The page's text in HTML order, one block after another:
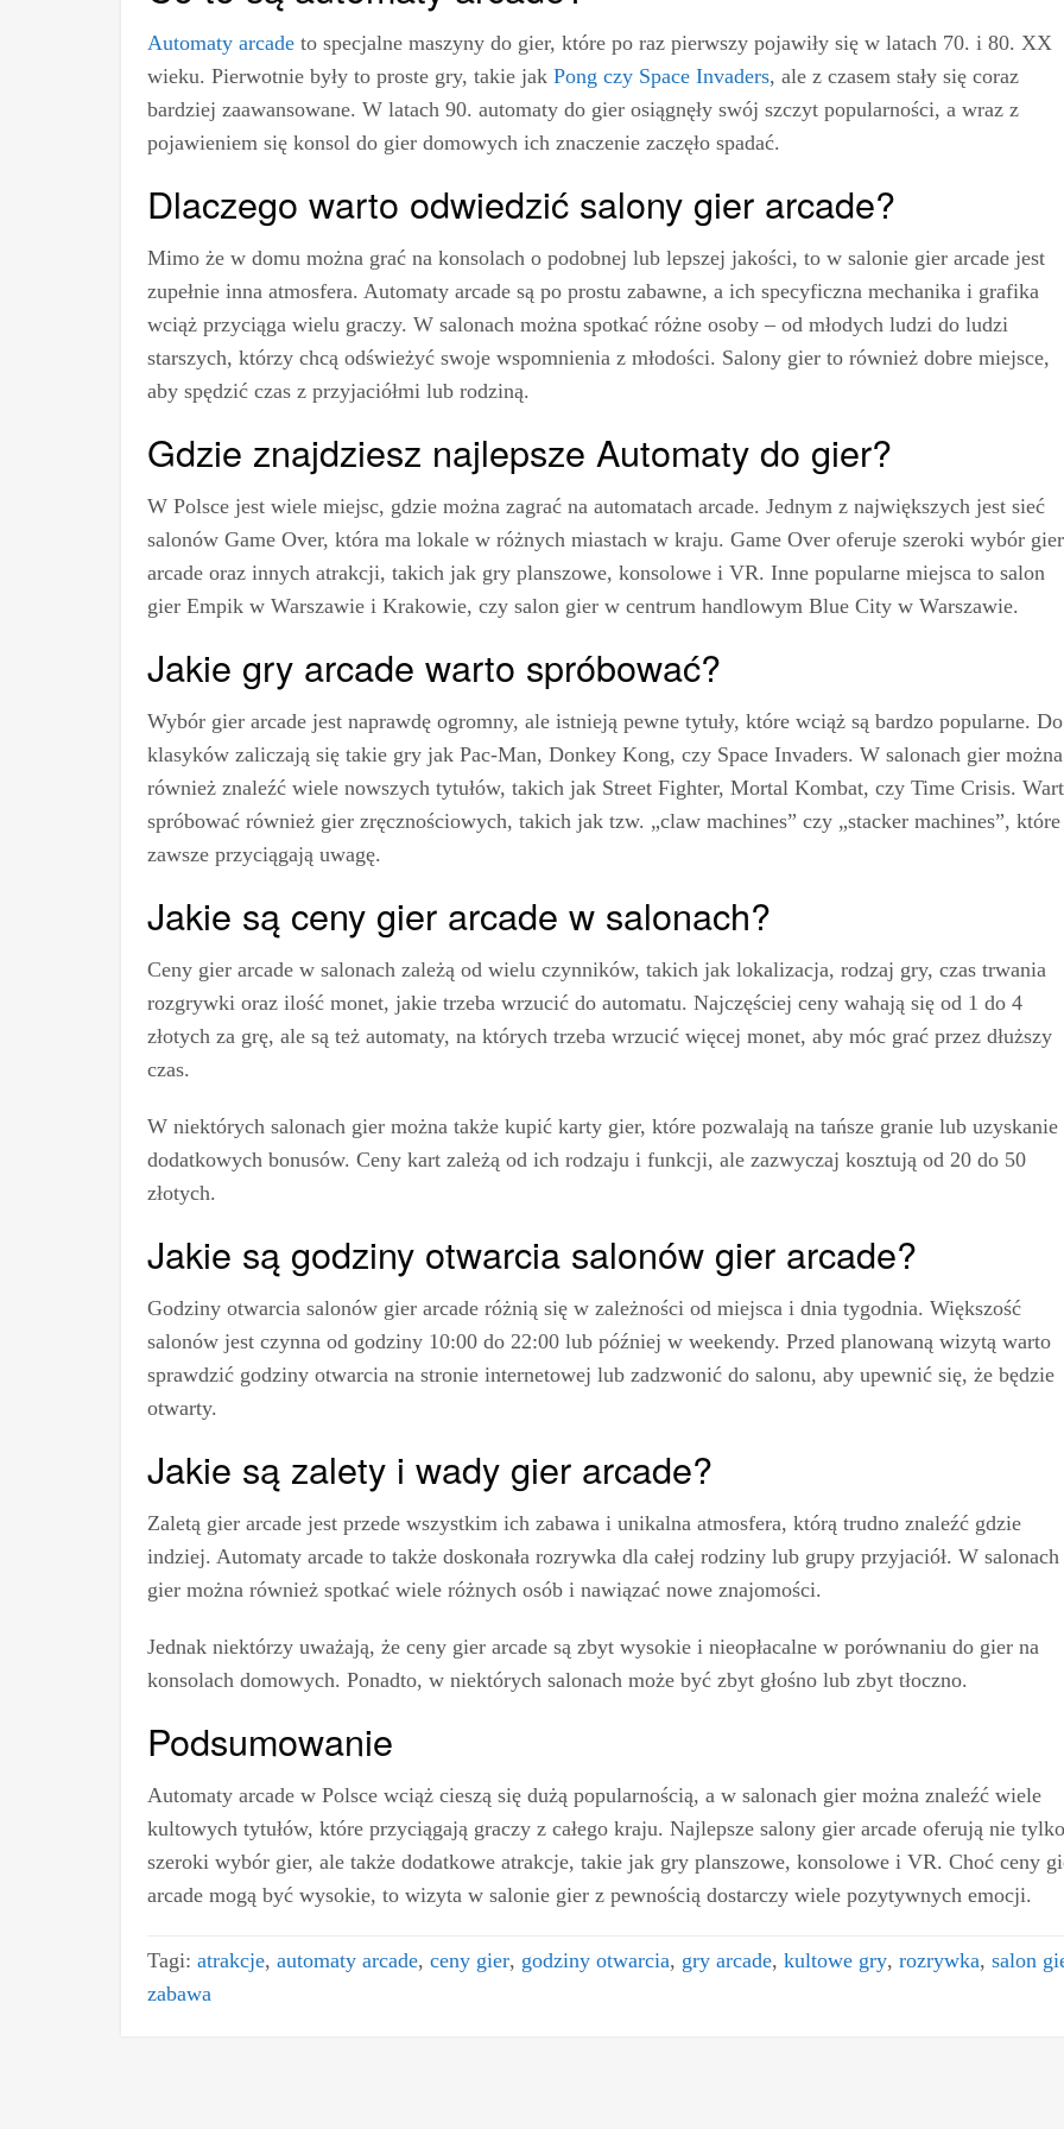
Automaty arcade to specjalne maszyny do gier, które po raz pierwszy pojawiły się w latach 70. i 80. XX
wieku. Pierwotnie były to proste gry, takie jak Pong czy Space Invaders, ale z czasem stały się coraz
bardziej zaawansowane. W latach 90. automaty do gier osiągnęły swój szczyt popularności, a wraz z
pojawieniem się konsol do gier domowych ich znaczenie zaczęło spadać.
Dlaczego warto odwiedzić salony gier arcade?
Mimo że w domu można grać na konsolach o podobnej lub lepszej jakości, to w salonie gier arcade jest
zupełnie inna atmosfera. Automaty arcade są po prostu zabawne, a ich specyficzna mechanika i grafika
wciąż przyciąga wielu graczy. W salonach można spotkać różne osoby – od młodych ludzi do ludzi
starszych, którzy chcą odświeżyć swoje wspomnienia z młodości. Salony gier to również dobre miejsce,
aby spędzić czas z przyjaciółmi lub rodziną.
Gdzie znajdziesz najlepsze Automaty do gier?
W Polsce jest wiele miejsc, gdzie można zagrać na automatach arcade. Jednym z największych jest sieć
salonów Game Over, która ma lokale w różnych miastach w kraju. Game Over oferuje szeroki wybór gier
arcade oraz innych atrakcji, takich jak gry planszowe, konsolowe i VR. Inne popularne miejsca to salon
gier Empik w Warszawie i Krakowie, czy salon gier w centrum handlowym Blue City w Warszawie.
Jakie gry arcade warto spróbować?
Wybór gier arcade jest naprawdę ogromny, ale istnieją pewne tytuły, które wciąż są bardzo popularne. Do
klasyków zaliczają się takie gry jak Pac-Man, Donkey Kong, czy Space Invaders. W salonach gier można
również znaleźć wiele nowszych tytułów, takich jak Street Fighter, Mortal Kombat, czy Time Crisis.
spróbować również gier zręcznościowych, takich jak tzw. „claw machines” czy „stacker machines”, które
zawsze przyciągają uwagę.
Jakie są ceny gier arcade w salonach?
Ceny gier arcade w salonach zależą od wielu czynników, takich jak lokalizacja, rodzaj gry, czas trwania
rozgrywki oraz ilość monet, jakie trzeba wrzucić do automatu. Najczęściej ceny wahają się od 1 do 4
złotych za grę, ale są też automaty, na których trzeba wrzucić więcej monet, aby móc grać przez dłuższy
czas.
W niektórych salonach gier można także kupić karty gier, które pozwalają na tańsze granie lub uzyskanie
dodatkowych bonusów. Ceny kart zależą od ich rodzaju i funkcji, ale zazwyczaj kosztują od 20 do 50
złotych.
Jakie są godziny otwarcia salonów gier arcade?
Godziny otwarcia salonów gier arcade różnią się w zależności od miejsca i dnia tygodnia. Większość
salonów jest czynna od godziny 10:00 do 22:00 lub później w weekendy. Przed planowaną wizytą warto
sprawdzić godziny otwarcia na stronie internetowej lub zadzwonić do salonu, aby upewnić się, że będzie
otwarty.
Jakie są zalety i wady gier arcade?
Zaletą gier arcade jest przede wszystkim ich zabawa i unikalna atmosfera, którą trudno znaleźć gdzie
indziej. Automaty arcade to także doskonała rozrywka dla całej rodziny lub grupy przyjaciół. W salonach
gier można również spotkać wiele różnych osób i nawiązać nowe znajomości.
Jednak niektórzy uważają, że ceny gier arcade są zbyt wysokie i nieopłacalne w porównaniu do gier na
konsolach domowych. Ponadto, w niektórych salonach może być zbyt głośno lub zbyt tłoczno.
Podsumowanie
Automaty arcade w Polsce wciąż cieszą się dużą popularnością, a w salonach gier można znaleźć wiele
kultowych tytułów, które przyciągają graczy z całego kraju. Najlepsze salony gier arcade oferują nie tylko
szeroki wybór gier, ale także dodatkowe atrakcje, takie jak gry planszowe, konsolowe i VR. Choć ceny
arcade mogą być wysokie, to wizyta w salonie gier z pewnością dostarczy wiele pozytywnych emocji.
Tagi: atrakcje, automaty arcade, ceny gier, godziny otwarcia, gry arcade, kultowe gry, rozrywka, salon
zabawa